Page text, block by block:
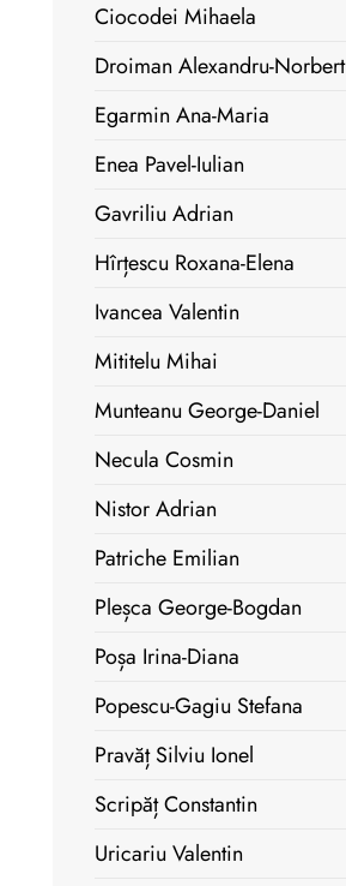
Ciocodei Mihaela
Droiman Alexandru-Norbert
Egarmin Ana-Maria
Enea Pavel-Iulian
Gavriliu Adrian
Hîrțescu Roxana-Elena
Ivancea Valentin
Mititelu Mihai
Munteanu George-Daniel
Necula Cosmin
Nistor Adrian
Patriche Emilian
Pleșca George-Bogdan
Poșa Irina-Diana
Popescu-Gagiu Stefana
Pravăț Silviu Ionel
Scripăț Constantin
Uricariu Valentin